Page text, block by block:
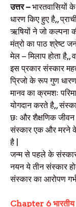
उत्तर –भारतवासियों
धारण किए हुए है,,
ऋषियों ने जो कल्पना
मंत्रो का पाठ श्रेष्ट
मेल – मिलाप होता है,,
इस प्रकार संस्कार
प्रिजो के रूप गुण
मानव का क्रमशः
योगदान करते है,,
छः और शैक्षणिक
संस्कार एक और मरने
है |
जन्म से पहले के
नयन ये तीन संस्कार
संस्कार का आरोपण
Chapter 6